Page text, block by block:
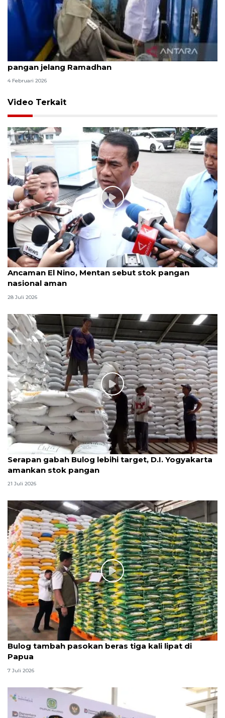
DKI kemarin, perbaikan jalan rusak hingga stok
pangan jelang Ramadhan
4 Februari 2026
Video Terkait
Ancaman El Nino, Mentan sebut stok pangan
nasional aman
28 Juli 2026
Serapan gabah Bulog lebihi target, D.I. Yogyakarta
amankan stok pangan
21 Juli 2026
Bulog tambah pasokan beras tiga kali lipat di
Papua
7 Juli 2026